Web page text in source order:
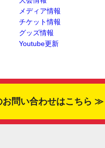
メディア情報
チケット情報
グッズ情報
Youtube更新
お問い合わせはこちら ≫